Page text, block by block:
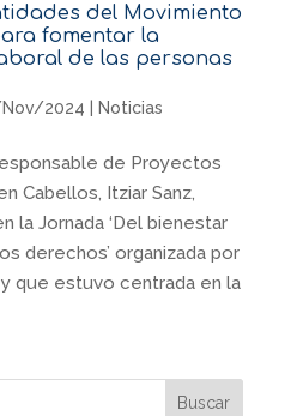
del Movimiento
fomentar la
de las personas
2024 Noticias
de Proyectos
Cabellos, Itziar Sanz,
la Jornada ‘Del bienestar
derechos’ organizada por
que estuvo centrada en la
Buscar